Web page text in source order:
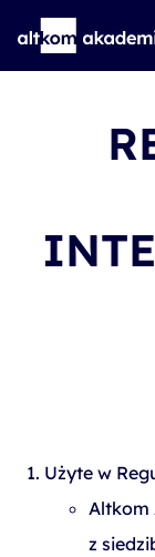
Użyte w
Altkom
z